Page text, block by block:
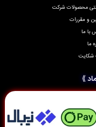
محصولات شرکت
و مقررات
با ما
ما
شکایت
⟫